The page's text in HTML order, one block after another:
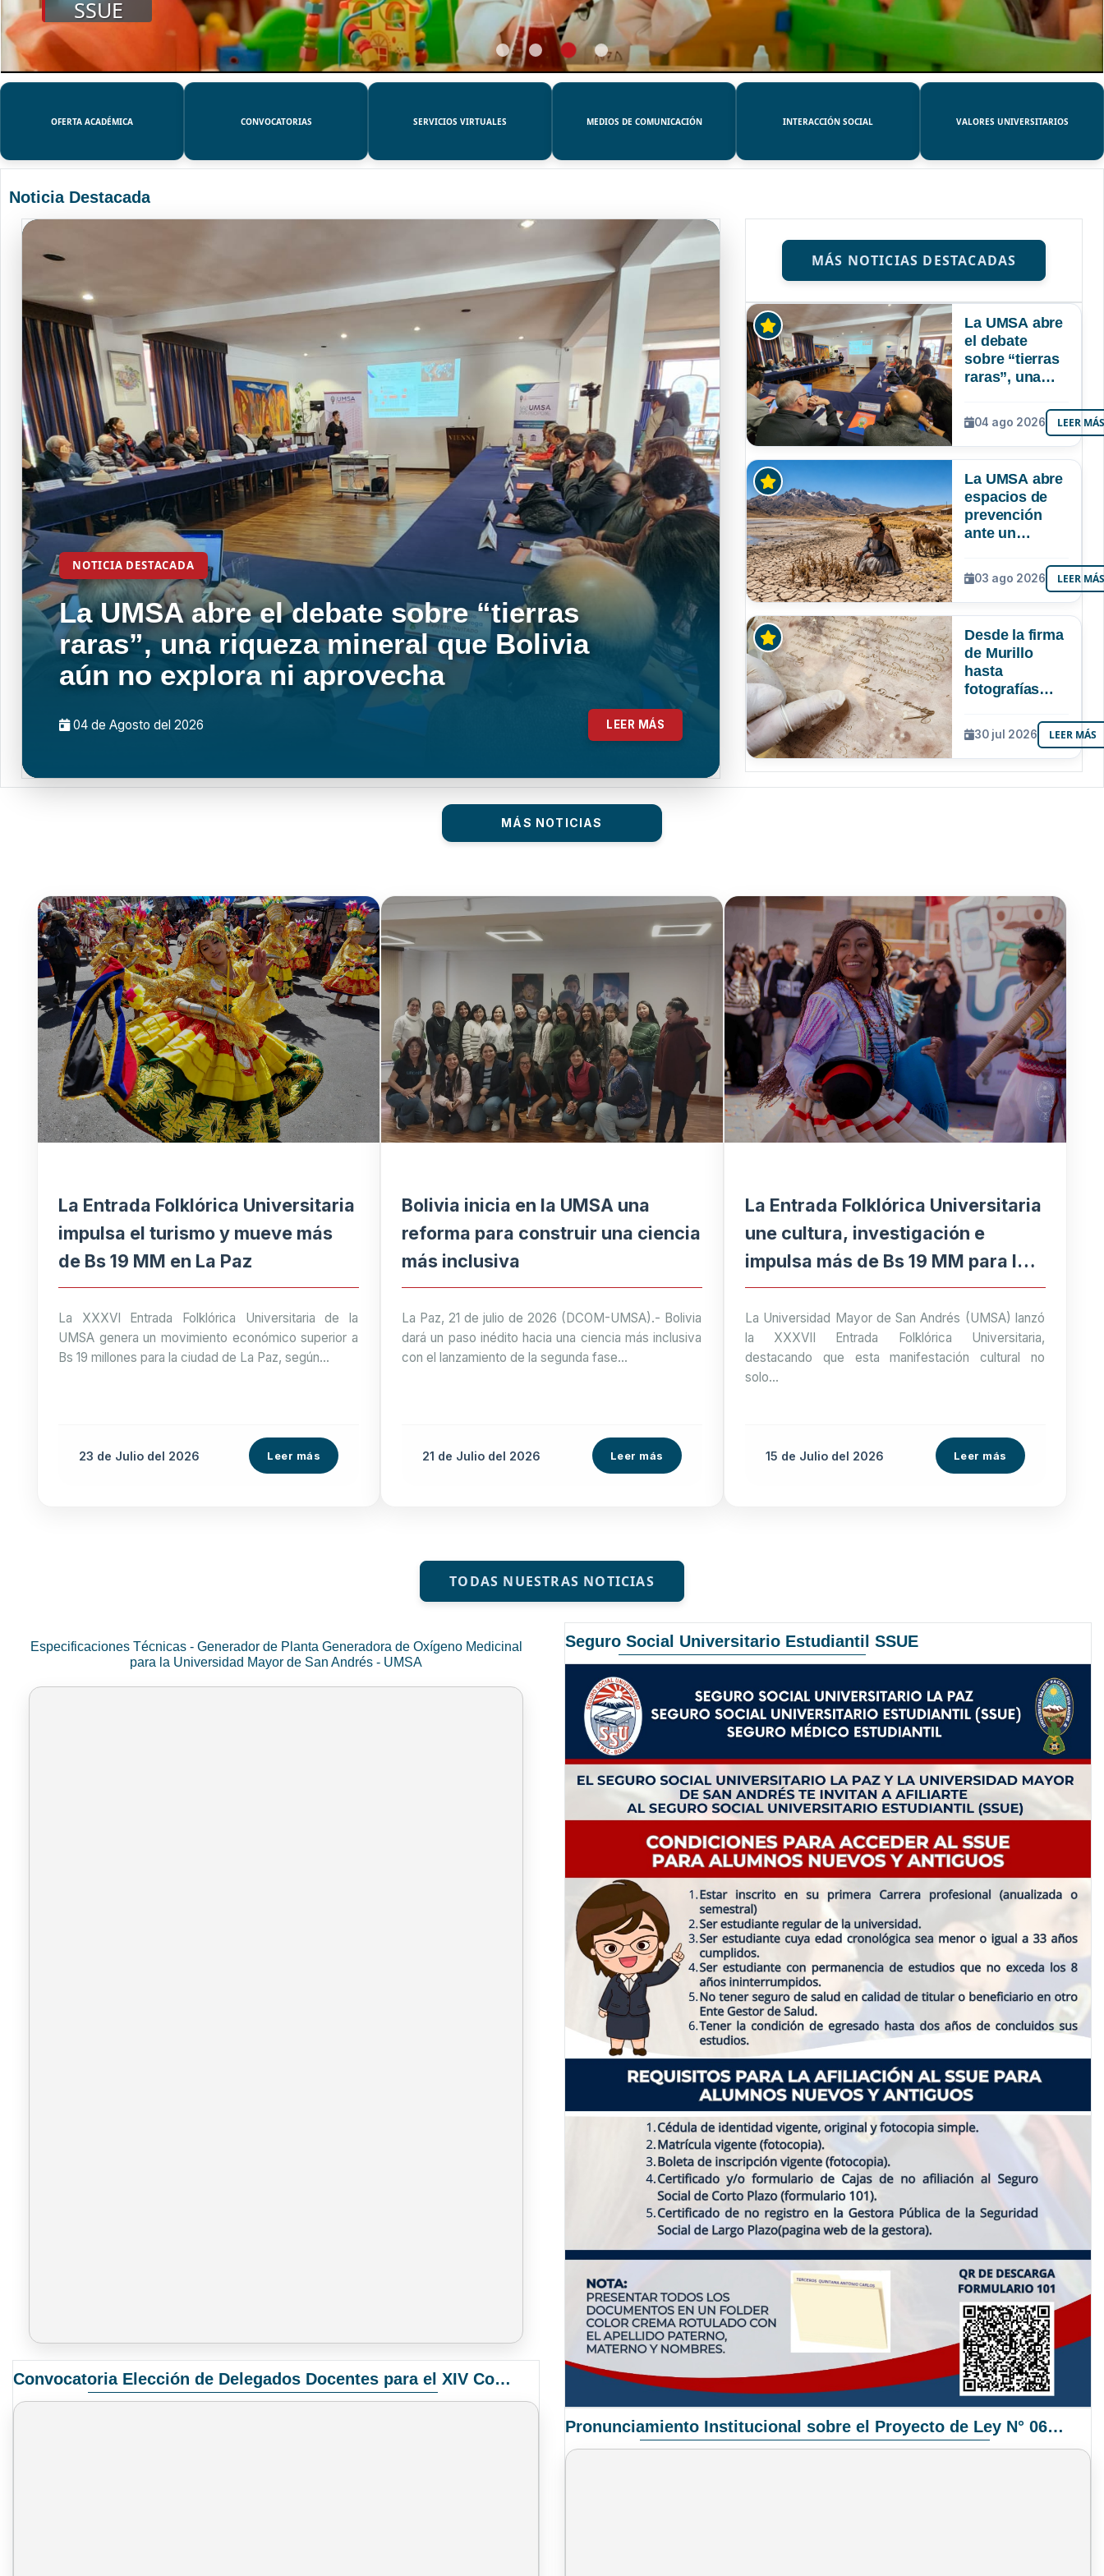
SSUE
OFERTA ACADÉMICA CONVOCATORIAS SERVICIOS VIRTUALES MEDIOS DE COMUNICACIÓN INTERACCIÓN SOCIAL VALORES UNIVERSITARIOS
Noticia Destacada
NOTICIA DESTACADA
La UMSA abre el debate sobre “tierras
raras”, una riqueza mineral que Bolivia
aún no explora ni aprovecha
04 de Agosto del 2026 LEER MÁS
MÁS NOTICIAS DESTACADAS
La UMSA abre
el debate
sobre “tierras
raras”, una
mineral que
Bolivia aún no
explora ni
04 ago 2026 LEER
La UMSA abre
espacios de
prevención
ante un
Niño que
podría superar
a los tres
Bolivia
03 ago 2026 LEER
Desde la firma
de Murillo
hasta
fotografías
UMSA
resguarda 6
joyas de la
30 jul 2026 LEER MÁS
MÁS NOTICIAS
La Entrada Folklórica Universitaria
impulsa el turismo y mueve más
de Bs 19 MM en La Paz
La XXXVI Entrada Folklórica Universitaria de la
UMSA genera un movimiento económico superior a
Bs 19 millones para la ciudad de La Paz, según...
23 de Julio del 2026 Leer más
Bolivia inicia en la UMSA una
reforma para construir una ciencia
más inclusiva
La Paz, 21 de julio de 2026 (DCOM-UMSA).- Bolivia
dará un paso inédito hacia una ciencia más inclusiva
con el lanzamiento de la segunda fase...
21 de Julio del 2026 Leer más
La Entrada Folklórica Universitaria
une cultura, investigación e
impulsa más de Bs 19 MM para la
economía paceña
La Universidad Mayor de San Andrés (UMSA) lanzó
la XXXVII Entrada Folklórica Universitaria,
destacando que esta manifestación cultural no
solo...
15 de Juliodel 2026 Leer más
TODAS NUESTRAS NOTICIAS
Especificaciones Técnicas - Generador de Planta Generadora de Oxígeno Medicinal
para la Universidad Mayor de San Andrés - UMSA
Convocatoria Elección de Delegados Docentes para el XIV Congreso Nacional de Universidades
Seguro Social Universitario Estudiantil SSUE
Pronunciamiento Institucional sobre el Proyecto de Ley N° 068/2025-2026 C.S.